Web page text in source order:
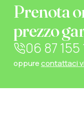
Prenota
prezzo
06 87 155
oppurecontattaci